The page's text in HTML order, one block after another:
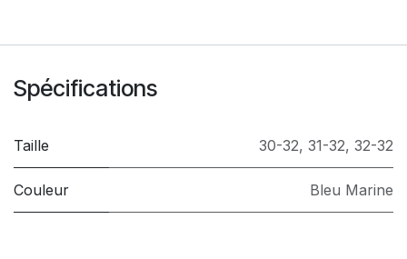
Spécifications
Taille 30-32, 31-32, 32-32
Couleur Bleu Marine